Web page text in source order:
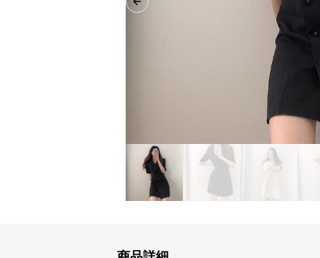
Previous slide